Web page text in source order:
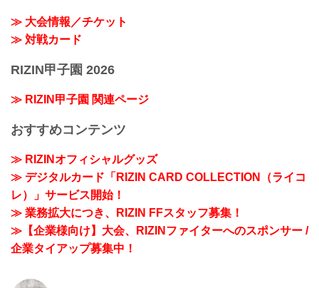
≫ 大会情報／チケット
≫ 対戦カード
RIZIN甲子園 2026
≫ RIZIN甲子園 関連ページ
おすすめコンテンツ
≫ RIZINオフィシャルグッズ
≫ デジタルカード「RIZIN CARD COLLECTION（ライコ
レ）」サービス開始！
≫ 業務拡大につき、RIZIN FFスタッフ募集！
≫【企業様向け】大会、RIZINファイターへのスポンサー /
企業タイアップ募集中！